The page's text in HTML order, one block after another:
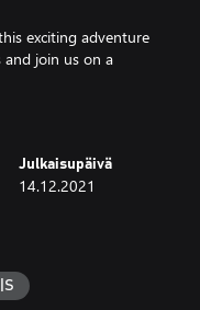
exciting adventure
and join us on a
like never before!
Julkaisupäivä
14.12.2021